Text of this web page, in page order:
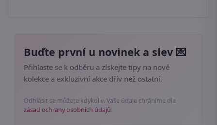
Buďte první u novinek a slev 💌
Přihlaste se k odběru a získejte tipy na nové
kolekce a exkluzivní akce dřív než ostatní.
Odhlásit se můžete kdykoliv. Vaše údaje chráníme dle
zásad ochrany osobních údajů.